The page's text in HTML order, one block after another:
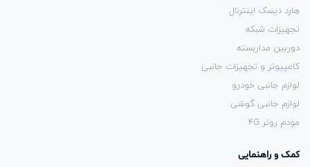
هارد دیسک اینترنال
تجهیزات شبکه
دوربین مداربسته
کامپیوتر و تجهیزات جانبی
لوازم جانبی خودرو
لوازم جانبی گوشی
مودم روتر 4G
کمک و راهنمایی